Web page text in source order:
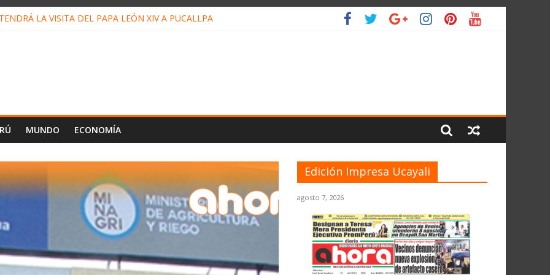
LA VISITA DEL PAPA LEÓN XIV A PUCALLPA
MUNDO ECONOMÍA
Edición Impresa Ucayali
agosto 7, 2026